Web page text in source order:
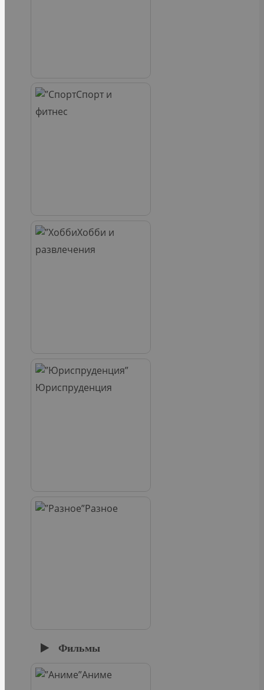
Спорт и
фитнес
Хобби и
развлечения
Юриспруденция
Разное
Фильмы
Аниме